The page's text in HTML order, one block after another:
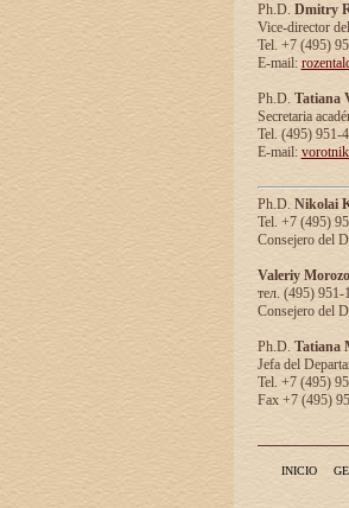
Ph.D. Dmitry
Vice-director
Tel. +7 (495)
E-mail:
Ph.D. Tatiana
Secretaria
Tel. (495) 951-
E-mail:
Ph.D. Nikolai
Tel. +7 (495)
Consejero del
Valeriy
тел. (495) 951-
Consejero del
Ph.D. Tatiana
Jefa del
Tel. +7 (495)
Fax +7 (495)
INICIO